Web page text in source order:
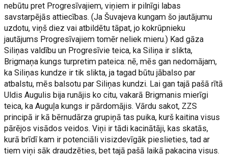
nebūtu pret Progresīvajiem, viņiem ir pilnīgi labas
savstarpējās attiecības. (Ja Šuvajeva kungam šo jautājumu
uzdotu, viņš diez vai atbildētu tāpat, jo kokrūpnieku
jautājums Progresīvajiem tomēr neliek mieru.) Kad gāza
Siliņas valdību un Progresīvie teica, ka Siliņa ir slikta,
Brigmaņa kungs turpretim pateica: nē, mēs gan nedomājam,
ka Siliņas kundze ir tik slikta, ja tagad būtu jābalso par
atbalstu, mēs balsotu par Siliņas kundzi. Lai gan tajā pašā rītā
Uldis Augulis bija runājis ko citu, vakarā Brigmanis mierīgi
teica, ka Auguļa kungs ir pārdomājis. Vārdu sakot, ZZS
principā ir kā bērnudārza grupiņā tas puika, kurš kaitina visus
pārējos visādos veidos. Viņi ir tādi kacinātāji, kas skatās,
kurā brīdī kam ir potenciāli visizdevīgāk pieslieties, tad ar
tiem viņi sāk draudzēties, bet tajā pašā laikā pakacina visus.